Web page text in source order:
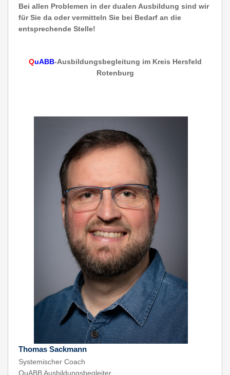
Bei allen Problemen in der dualen Ausbildung sind wir
für Sie da oder vermitteln Sie bei Bedarf an die
entsprechende Stelle!
QuABB-Ausbildungsbegleitung im Kreis Hersfeld
Rotenburg
Thomas Sackmann
Systemischer Coach
QuABB Ausbildungsbegleiter